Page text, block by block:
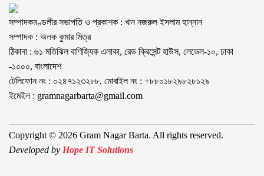
সম্পাদকমণ্ডলীর সভাপতি ও প্রকাশক : খান নজরুল ইসলাম হান্নান
সম্পাদক : অলক কুমার মিত্র
ঠিকানা : ৬১ মতিঝিল বাণিজ্যিক এলাকা, রেড ক্রিসেন্ট হাউস, লেভেল-১০, ঢাকা
-১০০০, বাংলাদেশ
টেলিফোন নং : ০২৪৭১২৩২৮৮, মোবাইল নং : +৮৮০১৮২৯৮২৮১২৯
ইমেইল : gramnagarbarta@gmail.com
Copyright © 2026 Gram Nagar Barta. All rights reserved.
Developed by Hope IT Solutions